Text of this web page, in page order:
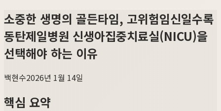
소중한 생명의 골든타임, 고위험임신일수록
동탄제일병원 신생아집중치료실(NICU)을
선택해야 하는 이유
백현수2026년 1월 14일
핵심 요약